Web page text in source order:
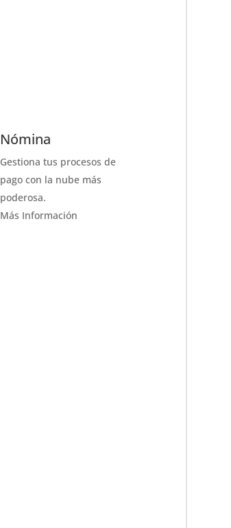
Nómina
Gestiona tus procesos de
pago con la nube más
poderosa.
Más Información